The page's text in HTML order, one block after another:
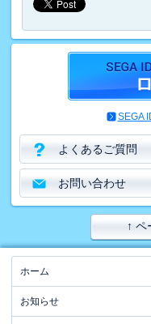
SEGA
よくあるご質問
お問い合わせ
↑ ペ
ホーム
お知らせ